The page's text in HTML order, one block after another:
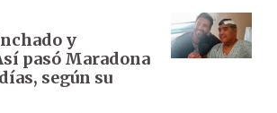
y
pasó Maradona
según su